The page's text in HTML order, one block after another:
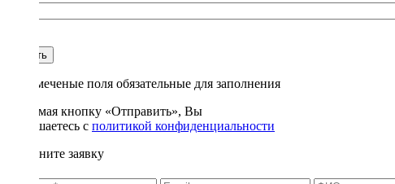
Купить
* - отмеченые поля обязательные для заполнения
Нажимая кнопку «Отправить», Вы
соглашаетесь с политикой конфиденциальности
Заполните заявку